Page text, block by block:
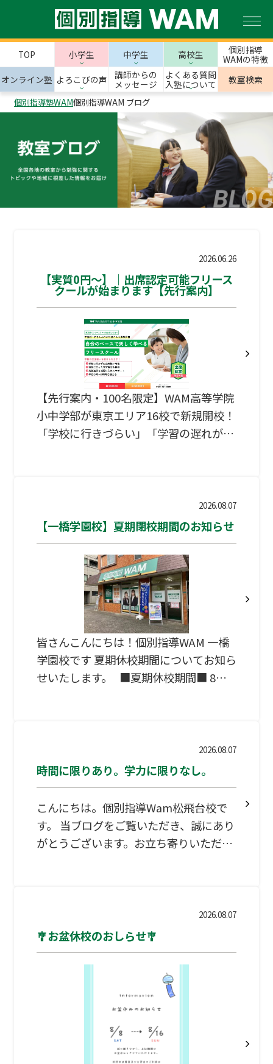
TOP 小学生 中学生 高校生
個別指導
WAMの特徴
オンライン塾 よろこびの声
講師からの
メッセージ
よくある質問
入塾について
教室検索
個別指導塾WAM個別指導WAM ブログ
2026.06.26
【実質0円～】｜出席認定可能フリース
クールが始まります【先行案内】
【先行案内・100名限定】WAM高等学院
小中学部が東京エリア16校で新規開校！
「学校に行きづらい」「学習の遅れが心
能。まずはプレエントリーで、相談の優
先枠を確保しませんか？
2026.08.07
【一橋学園校】夏期閉校期間のお知らせ
皆さんこんにちは！個別指導WAM 一橋
学園校です 夏期休校期間についてお知ら
せいたします。 ■夏期休校期間■ 8月9
8月17日(月) から再開いたします。 ・自
習室： 休校期間中は自習室もご利用いた
だけません。 ・お問い合わせ： 期間中
にいただいたご連絡は、8月17日(月)以
降に順次対応させていただきます。 休
み前の授業で夏期休校期間を考慮に入れ
2026.08.07
時間に限りあり。学力に限りなし。
こんにちは。個別指導Wam松飛台校で
す。 当ブログをご覧いただき、誠にあり
がとうございます。お立ち寄りいただけ
まだ余裕があるように感じるかもしれま
せん。しかし、日々の生活の中で過ぎて
いく時間は、思っている以上に早いもの
です。 これから迎えるイベントと、勉
強との向き合い方 200日の間には、 文化
祭 体育祭 マラソン大会 部活動の全国大
期期末テスト」 さらに、 私立高校入試
公立高校入試本番 と、受験生にとっては
2026.08.07
🎐お盆休校のおしらせ🎐